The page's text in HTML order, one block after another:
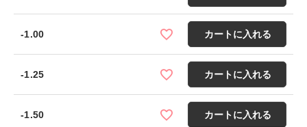
-1.00 カートに入れる
-1.25 カートに入れる
-1.50 カートに入れる